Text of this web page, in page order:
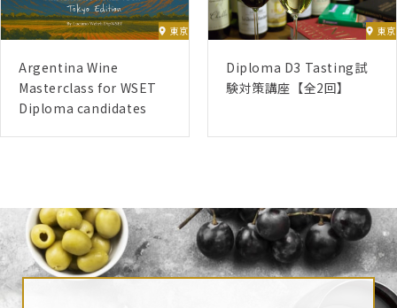
東京
Argentina Wine
Masterclass for WSET
Diploma candidates
東京
Diploma D3 Tasting試
験対策講座【全2回】